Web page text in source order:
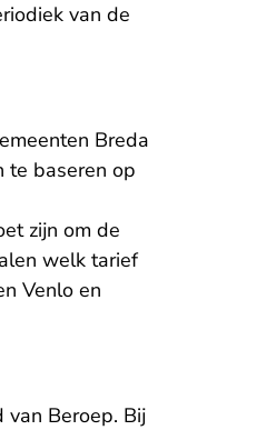
van de
Breda
te baseren op
zijn om de
welk tarief
Venlo en
van Beroep. Bij